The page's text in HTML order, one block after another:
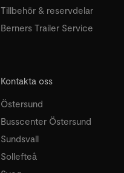
Tillbehör & reservdelar
Berners Trailer Service
Kontakta oss
Östersund
Busscenter Östersund
Sundsvall
Sollefteå